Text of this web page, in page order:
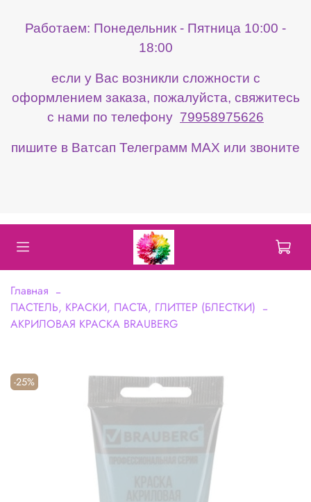
Работаем: Понедельник - Пятница 10:00 -
18:00
если у Вас возникли сложности с
оформлением заказа, пожалуйста, свяжитесь
с нами по телефону 79958975626
пишите в Ватсап Телеграмм МАХ или звоните
Главная
ПАСТЕЛЬ, КРАСКИ, ПАСТА, ГЛИТТЕР (БЛЕСТКИ)
АКРИЛОВАЯ КРАСКА BRAUBERG
-25%